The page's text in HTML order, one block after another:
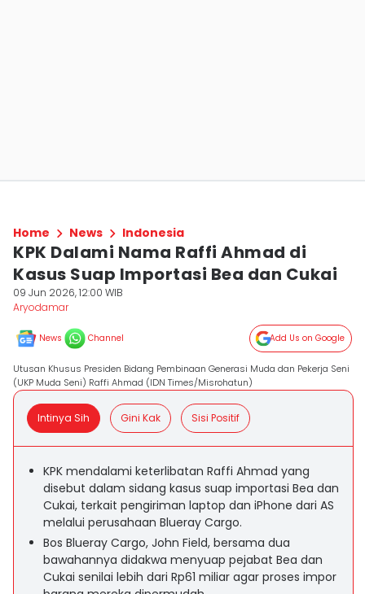
Home News Indonesia
KPK Dalami Nama Raffi Ahmad di
Kasus Suap Importasi Bea dan Cukai
09 Jun 2026, 12:00 WIB
Aryodamar
News Channel Add Us on Google
Utusan Khusus Presiden Bidang Pembinaan Generasi Muda dan Pekerja Seni
(UKP Muda Seni) Raffi Ahmad (IDN Times/Misrohatun)
Intinya Sih Gini Kak Sisi Positif
KPK mendalami keterlibatan Raffi Ahmad yang
disebut dalam sidang kasus suap importasi Bea dan
Cukai, terkait pengiriman laptop dan iPhone dari AS
melalui perusahaan Blueray Cargo.
Bos Blueray Cargo, John Field, bersama dua
bawahannya didakwa menyuap pejabat Bea dan
Cukai senilai lebih dari Rp61 miliar agar proses impor